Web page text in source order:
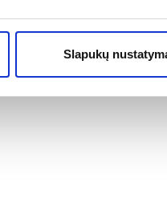
Slapukų